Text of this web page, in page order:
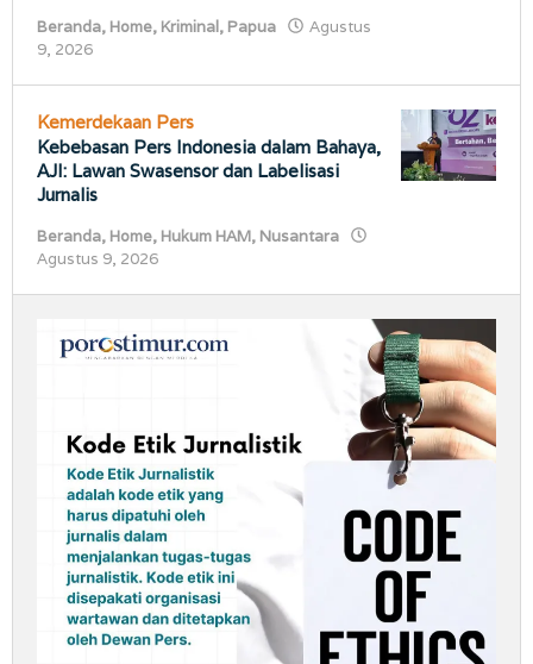
Beranda, Home, Kriminal, Papua
Agustus
9, 2026
Kemerdekaan Pers
Kebebasan Pers Indonesia dalam Bahaya,
AJI: Lawan Swasensor dan Labelisasi
Jurnalis
Beranda, Home, Hukum HAM, Nusantara
Agustus 9, 2026